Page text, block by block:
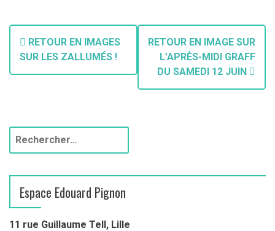
RETOUR EN IMAGES
SUR LES ZALLUMÉS !
RETOUR EN IMAGE SUR
L’APRÈS-MIDI GRAFF
DU SAMEDI 12 JUIN
Espace Edouard Pignon
11 rue Guillaume Tell, Lille